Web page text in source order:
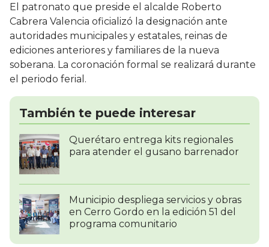
El patronato que preside el alcalde Roberto
Cabrera Valencia oficializó la designación ante
autoridades municipales y estatales, reinas de
ediciones anteriores y familiares de la nueva
soberana. La coronación formal se realizará durante
el periodo ferial.
También te puede interesar
Querétaro entrega kits regionales
para atender el gusano barrenador
Municipio despliega servicios y obras
en Cerro Gordo en la edición 51 del
programa comunitario